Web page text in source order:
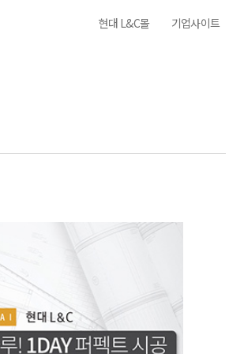
현대 L&C몰 기업사이트